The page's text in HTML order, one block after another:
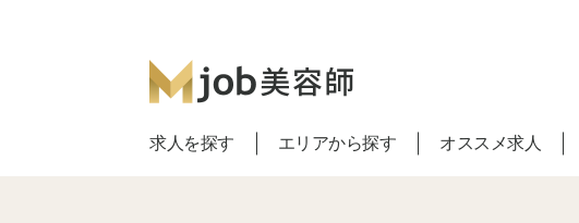
求人を探す エリアから探す オススメ求人